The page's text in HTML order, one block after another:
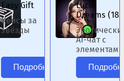
Easy Gift
Кейсы за
звёзды
Подробнее
Lucid
Dreams
AI-чат с
элементами
фэнтези.